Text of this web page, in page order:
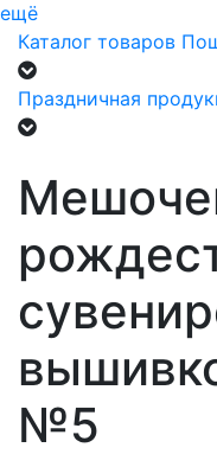
ещё
Каталог товаров
Праздничная
№5